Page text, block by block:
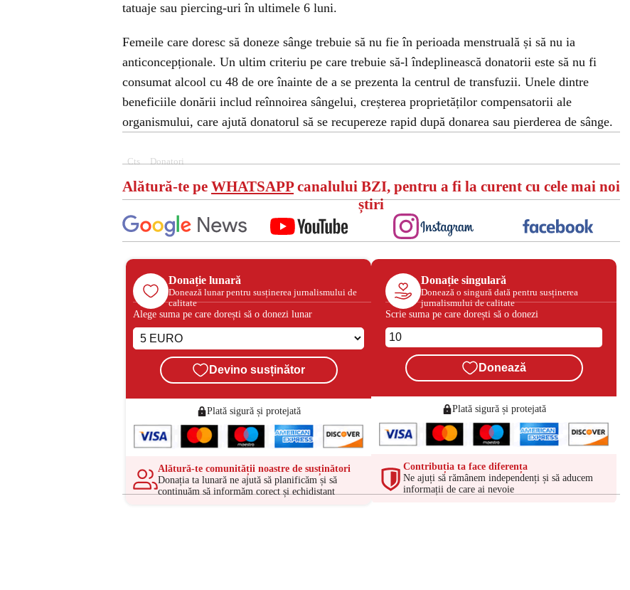
tatuaje sau piercing-uri în ultimele 6 luni.
Femeile care doresc să doneze sânge trebuie să nu fie în perioada menstruală și să nu ia
anticoncepționale. Un ultim criteriu pe care trebuie să-l îndeplinească donatorii este să nu fi
consumat alcool cu 48 de ore înainte de a se prezenta la centrul de transfuzii. Unele dintre
beneficiile donării includ reînnoirea sângelui, creșterea proprietăților compensatorii ale
organismului, care ajută donatorul să se recupereze rapid după donarea sau pierderea de sânge.
Cts Donatori
Alătură-te pe WHATSAPPcanalului BZI, pentru a fi la curent cu cele mai noi
știri
Donație lunară
Donează lunar pentru susținerea jurnalismului de
calitate
Alege suma pe care dorești să o donezi lunar
Devino susținător
Plată sigură și protejată
Alătură-te comunității noastre de susținători
Donația ta lunară ne ajută să planificăm și să
continuăm să informăm corect și echidistant
Donație singulară
Donează o singură dată pentru susținerea
jurnalismului de calitate
Scrie suma pe care dorești să o donezi
Donează
Plată sigură și protejată
Contribuția ta face diferența
Ne ajuți să rămânem independenți și să aducem
informații de care ai nevoie